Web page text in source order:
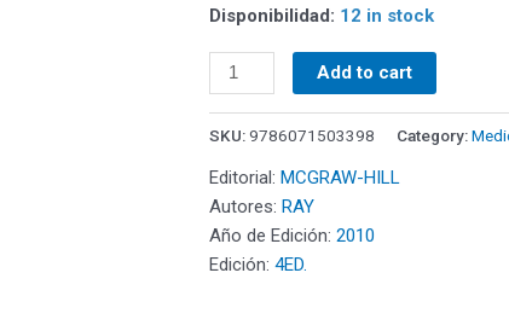
Disponibilidad: 12 in stock
Add to cart
SKU:9786071503398 Category:
Editorial: MCGRAW-HILL
Autores: RAY
Año de Edición: 2010
Edición: 4ED.